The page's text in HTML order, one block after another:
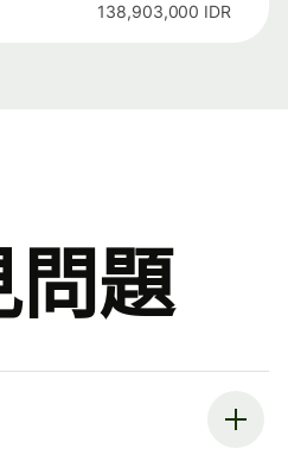
138,903,000 IDR
問題